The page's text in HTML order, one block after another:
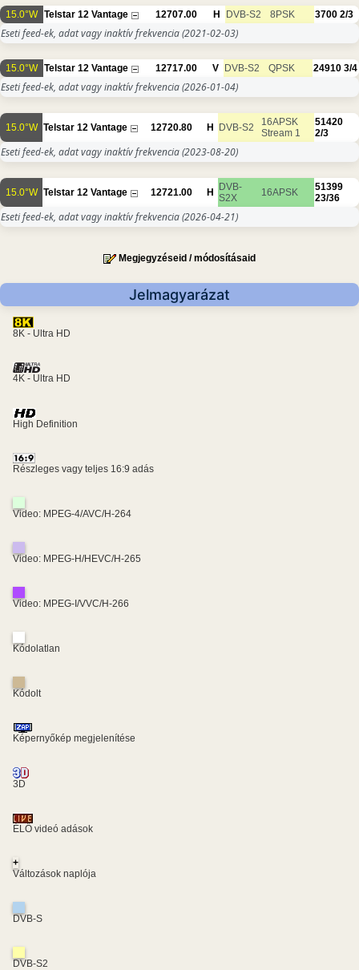
15.0°W Telstar 12 Vantage 12707.00 H DVB-S2 8PSK 3700 2/3
Eseti feed-ek, adat vagy inaktív frekvencia(2021-02-03)
15.0°W Telstar 12 Vantage 12717.00 V DVB-S2 QPSK 24910 3/4
Eseti feed-ek, adat vagy inaktív frekvencia(2026-01-04)
15.0°W Telstar 12 Vantage 12720.80 H DVB-S2
16APSK
Stream 1
51420
2/3
Eseti feed-ek, adat vagy inaktív frekvencia(2023-08-20)
15.0°W Telstar 12 Vantage 12721.00 H
DVB-
S2X
16APSK
51399
23/36
Eseti feed-ek, adat vagy inaktív frekvencia(2026-04-21)
Megjegyzéseid / módosításaid
Jelmagyarázat
8K - Ultra HD
4K - Ultra HD
High Definition
Részleges vagy teljes 16:9 adás
Video: MPEG-4/AVC/H-264
Video: MPEG-H/HEVC/H-265
Video: MPEG-I/VVC/H-266
Kódolatlan
Kódolt
Képernyőkép megjelenítése
3D
ÉLŐ videó adások
+
Változások naplója
DVB-S
DVB-S2